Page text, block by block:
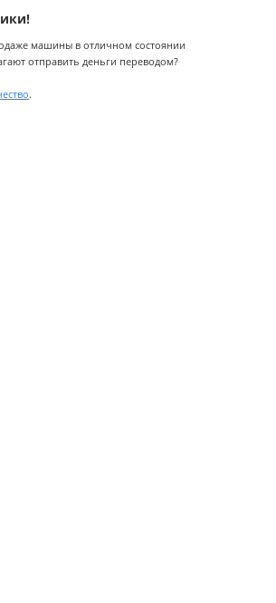
машины в отличном состоянии
отправить деньги переводом?
.